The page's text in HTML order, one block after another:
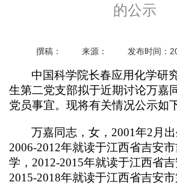
的公示
撰稿： 来源： 发布时间：
中国科学院长春应用化学研
生第二党支部拟于近期讨论万嘉
党员事宜。现将有关情况公示如
万嘉同志，女，2001年2月出
2006-2012年就读于江西省吉安
学，2012-2015年就读于江西省吉
2015-2018年就读于江西省吉安